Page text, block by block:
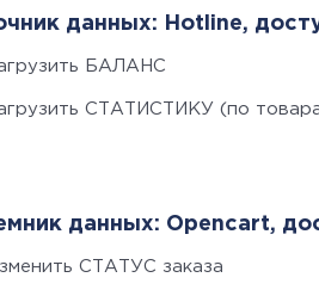
данных: Hotline,
БАЛАНС
СТАТИСТИКУ (по
данных: Opencart,
СТАТУС заказа